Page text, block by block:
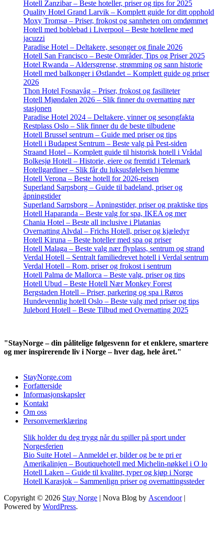
Hotell Zanzibar – Beste hoteller, priser og tips for 2025
Quality Hotel Grand Larvik – Komplett guide for ditt opphold
Moxy Tromsø – Priser, frokost og sannheten om omdømmet
Hotell med boblebad i Liverpool – Beste hotellene med
jacuzzi
Paradise Hotel – Deltakere, sesonger og finale 2026
Hotell San Francisco – Beste Områder, Tips og Priser 2025
Hotel Rwanda – Aldersgrense, strømming og sann historie
Hotell med balkonger i Østlandet – Komplett guide og priser
2026
Thon Hotel Fosnavåg – Priser, frokost og fasiliteter
Hotell Mjøndalen 2026 – Slik finner du overnatting nær
stasjonen
Paradise Hotel 2024 – Deltakere, vinner og sesongfakta
Restplass Oslo – Slik finner du de beste tilbudene
Hotell Brussel sentrum – Guide med priser og tips
Hotell i Budapest Sentrum – Beste valg på Pest-siden
Straand Hotel – Komplett guide til historisk hotell i Vrådal
Bolkesjø Hotell – Historie, eiere og fremtid i Telemark
Hotellgardiner – Slik får du luksusfølelsen hjemme
Hotell Verona – Beste hotell for 2026-reisen
Superland Sarpsborg – Guide til badeland, priser og
åpningstider
Superland Sarpsborg – Åpningstider, priser og praktiske tips
Hotell Haparanda – Beste valg for spa, IKEA og mer
Chania Hotel – Beste all inclusive i Platanias
Overnatting Alvdal – Frichs Hotell, priser og kjæledyr
Hotell Kiruna – Beste hoteller med spa og priser
Hotell Malaga – Beste valg nær flyplass, sentrum og strand
Verdal Hotell – Sentralt familiedrevet hotell i Verdal sentrum
Verdal Hotell – Rom, priser og frokost i sentrum
Hotell Palma de Mallorca – Beste valg, priser og tips
Hotell Ubud – Beste Hotell Nær Monkey Forest
Bergstaden Hotell – Priser, parkering og spa i Røros
Hundevennlig hotell Oslo – Beste valg med priser og tips
Julebord Hotell – Beste Tilbud med Overnatting 2025
"StayNorge – din pålitelige følgesvenn for et enklere, smartere
og mer inspirerende liv i Norge – hver dag, hele året."
StayNorge.com
Forfatterside
Informasjonskapsler
Kontakt
Om oss
Personvernerklæring
Slik holder du deg trygg når du spiller på sport under
Norgesferien
Bio Suite Hotel – Anmeldel er, bilder og be te pri er
Amerikalinjen – Boutiquehotell med Michelin-nøkkel i O lo
Hotell Laken – Guide til kvalitet, typer og kjøp i Norge
Hotell Karasjok – Sammenlign priser og overnattingssteder
Copyright © 2026 Stay Norge | Nova Blog by Ascendoor|
Powered by WordPress.